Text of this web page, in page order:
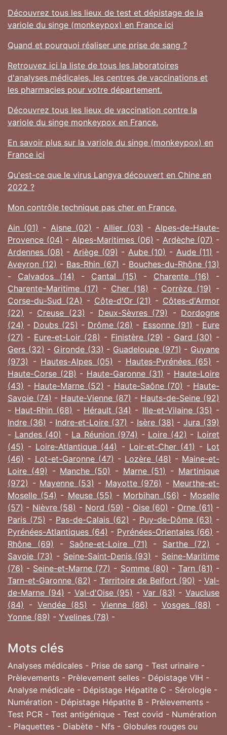
Découvrez tous les lieux de test et dépistage de la
variole du singe (monkeypox) en France ici
Quand et pourquoi réaliser une prise de sang ?
Retrouvez ici la liste de tous les laboratoires
d'analyses médicales, les centres de vaccinations et
les pharmacies pour votre département.
Découvrez tous les lieux de vaccination contre la
variole du singe monkeypox en France.
En savoir plus sur la variole du singe (monkeypox) en
France ici
Qu'est-ce que le virus Langya découvert en Chine en
2022 ?
Mon contrôle technique pas cher en France.
Ain (01) - Aisne (02) -Allier (03) -Alpes-de-Haute-
Provence (04) - Alpes-Maritimes (06) - Ardèche (07) -
Ardennes (08) - Ariège (09) - Aube (10) - Aude (11) -
Aveyron (12) - Bas-Rhin (67) - Bouches-du-Rhône (13)
- Calvados (14) - Cantal (15) - Charente (16)
-
Charente-Maritime (17) - Cher (18) - Corrèze (19) -
Corse-du-Sud (2A) - Côte-d'Or (21) - Côtes-d'Armor
(22) - Creuse (23) - Deux-Sèvres (79) - Dordogne
(24) - Doubs (25) - Drôme (26) - Essonne (91) - Eure
(27) - Eure-et-Loir (28) - Finistère (29) - Gard (30) -
Gers (32) - Gironde (33) - Guadeloupe (971) - Guyane
(973) - Hautes-Alpes (05) - Hautes-Pyrénées (65) -
Haute-Corse (2B) - Haute-Garonne (31) - Haute-Loire
(43) - Haute-Marne (52) - Haute-Saône (70) - Haute-
Savoie (74) - Haute-Vienne (87) - Hauts-de-Seine (92)
- Haut-Rhin (68) - Hérault (34) - Ille-et-Vilaine (35) -
Indre (36) - Indre-et-Loire (37) - Isère (38) -Jura (39)
- Landes (40) - La Réunion (974) - Loire (42) - Loiret
(45) - Loire-Atlantique (44) - Loir-et-Cher (41) - Lot
(46) - Lot-et-Garonne (47) - Lozère (48) - Maine-et-
Loire (49) - Manche (50) - Marne (51) - Martinique
(972) - Mayenne (53) - Mayotte (976) - Meurthe-et-
Moselle (54) - Meuse (55) - Morbihan (56) - Moselle
(57) - Nièvre (58) - Nord (59) - Oise (60) - Orne (61) -
Paris (75) - Pas-de-Calais (62) - Puy-de-Dôme (63) -
Pyrénées-Atlantiques (64) - Pyrénées-Orientales (66) -
Rhône (69) - Saône-et-Loire (71) - Sarthe (72)
-
Savoie (73) - Seine-Saint-Denis (93) - Seine-Maritime
(76) - Seine-et-Marne (77) - Somme (80) - Tarn (81) -
Tarn-et-Garonne (82) - Territoire de Belfort (90) - Val-
de-Marne (94) - Val-d'Oise (95) -Var (83) -Vaucluse
(84) - Vendée (85) - Vienne (86) - Vosges (88) -
Yonne (89) - Yvelines (78) -
Mots clés
Analyses médicales - Prise de sang - Test urinaire -
Prèlevements - Prèlevement selles - Dépistage VIH -
Analyse médicale - Dépistage Hépatite C - Sérologie -
Numération - Dépistage Hépatite B - Prèlevements -
Test PCR - Test antigénique - Test covid - Numération
- Plaquettes - Diabète - Nfs - Globules rouges ou